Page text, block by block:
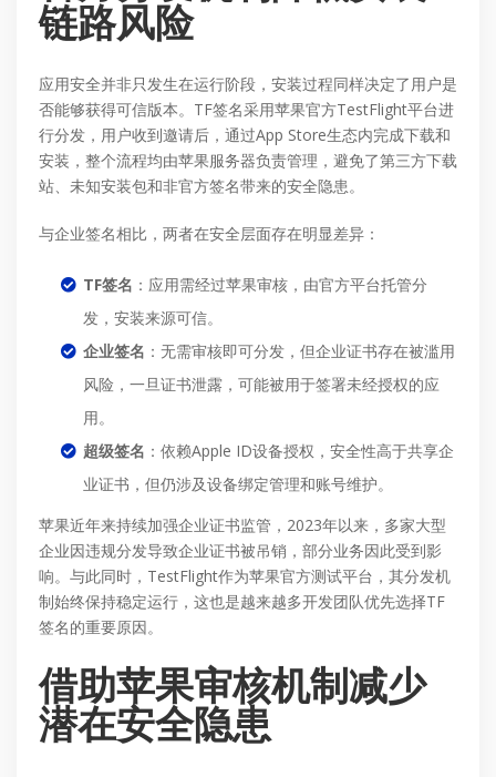
链路风险
应用安全并非只发生在运行阶段，安装过程同样决定了用户是
否能够获得可信版本。TF签名采用苹果官方TestFlight平台进
行分发，用户收到邀请后，通过App Store生态内完成下载和
安装，整个流程均由苹果服务器负责管理，避免了第三方下载
站、未知安装包和非官方签名带来的安全隐患。
与企业签名相比，两者在安全层面存在明显差异：
TF签名 ：应用需经过苹果审核，由官方平台托管分
发，安装来源可信。
企业签名 ：无需审核即可分发，但企业证书存在被滥用
风险，一旦证书泄露，可能被用于签署未经授权的应
用。
超级签名 ：依赖Apple ID设备授权，安全性高于共享企
业证书，但仍涉及设备绑定管理和账号维护。
苹果近年来持续加强企业证书监管，2023年以来，多家大型
企业因违规分发导致企业证书被吊销，部分业务因此受到影
响。与此同时，TestFlight作为苹果官方测试平台，其分发机
制始终保持稳定运行，这也是越来越多开发团队优先选择TF
签名的重要原因。
借助苹果审核机制减少
潜在安全隐患